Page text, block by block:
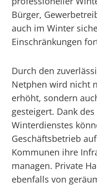
Bürger,
auch im Winter
Einschränkungen
Durch den
Netphen wird nicht
erhöht, sondern
gesteigert. Dank
Winterdienstes
Geschäftsbetrieb
Kommunen ihre
managen. Private
ebenfalls von